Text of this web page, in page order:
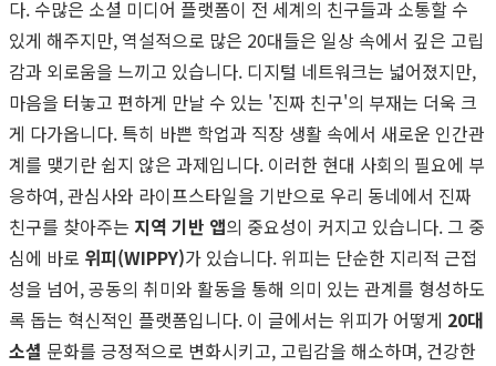
다. 수많은 소셜 미디어 플랫폼이 전 세계의 친구들과 소통할 수
있게 해주지만, 역설적으로 많은 20대들은 일상 속에서 깊은 고립
감과 외로움을 느끼고 있습니다. 디지털 네트워크는 넓어졌지만,
마음을 터놓고 편하게 만날 수 있는 '진짜 친구'의 부재는 더욱 크
게 다가옵니다. 특히 바쁜 학업과 직장 생활 속에서 새로운 인간관
계를 맺기란 쉽지 않은 과제입니다. 이러한 현대 사회의 필요에 부
응하여, 관심사와 라이프스타일을 기반으로 우리 동네에서 진짜
친구를 찾아주는 지역 기반 앱의 중요성이 커지고 있습니다. 그 중
심에 바로 위피(WIPPY)가 있습니다. 위피는 단순한 지리적 근접
성을 넘어, 공동의 취미와 활동을 통해 의미 있는 관계를 형성하도
록 돕는 혁신적인 플랫폼입니다. 이 글에서는 위피가 어떻게 20대
소셜 문화를 긍정적으로 변화시키고, 고립감을 해소하며, 건강한